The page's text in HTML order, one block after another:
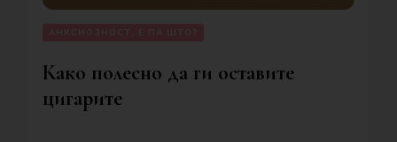
Како полесно да ги оставите
цигарите